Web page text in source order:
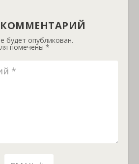
будет опубликован.
помечены *